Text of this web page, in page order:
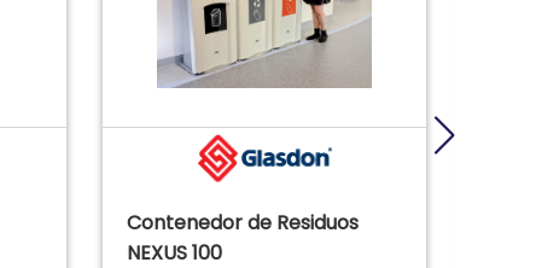
Contenedor de Residuos
NEXUS 100